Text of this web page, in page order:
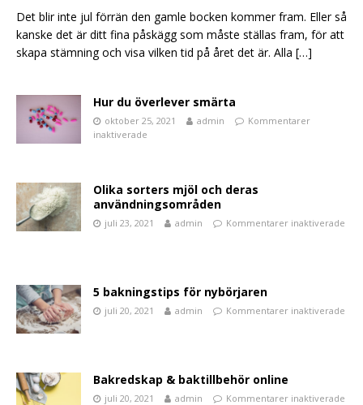
Det blir inte jul förrän den gamle bocken kommer fram. Eller så
kanske det är ditt fina påskägg som måste ställas fram, för att
skapa stämning och visa vilken tid på året det är. Alla […]
Hur du överlever smärta
oktober 25, 2021 admin
Kommentarer
inaktiverade
Olika sorters mjöl och deras
användningsområden
juli 23, 2021 admin Kommentarer inaktiverade
5 bakningstips för nybörjaren
juli 20, 2021 admin Kommentarer inaktiverade
Bakredskap & baktillbehör online
juli 20, 2021 admin Kommentarer inaktiverade